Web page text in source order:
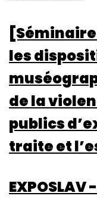
les
de la
publics
traite et